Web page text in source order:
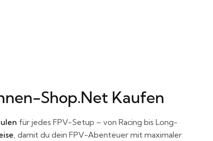
Shop.net Kaufen
für jedes FPV-Setup – von Racing bis Long-
, damit du dein FPV-Abenteuer mit maximaler